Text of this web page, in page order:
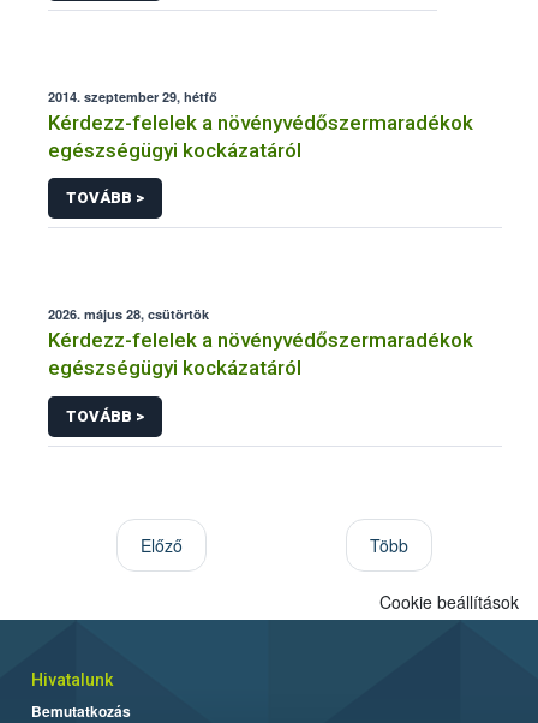
2014. szeptember 29, hétfő
Kérdezz-felelek a növényvédőszermaradékok
egészségügyi kockázatáról
TOVÁBB >
2026. május 28, csütörtök
Kérdezz-felelek a növényvédőszermaradékok
egészségügyi kockázatáról
TOVÁBB >
Előző Több
Cookie beállítások
Hivatalunk
Bemutatkozás